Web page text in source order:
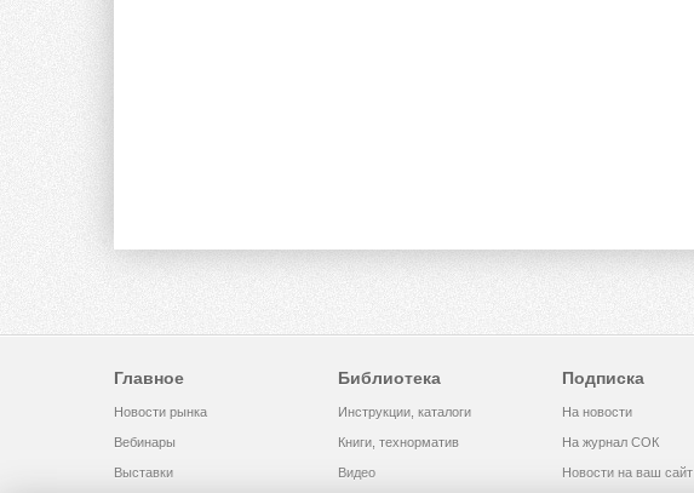
Главное
Новости рынка
Вебинары
Выставки
Библиотека
Инструкции, каталоги
Книги, технорматив
Видео
Подписка
На новости
На журнал СОК
Новости на ваш сайт